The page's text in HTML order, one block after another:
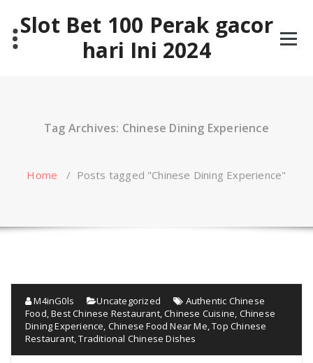
contentSlot Bet 100 Perak gacor
hari Ini 2024
Tag Archives: Chinese Dining Experience
Home / Posts tagged "Chinese Dining Experience"
M4inG0ls Uncategorized
Authentic Chinese
Food ,Best Chinese Restaurant,Chinese Cuisine Chinese
Dining Experience Chinese Food Near Me ,Top Chinese
Restaurant ,Traditional Chinese Dishes